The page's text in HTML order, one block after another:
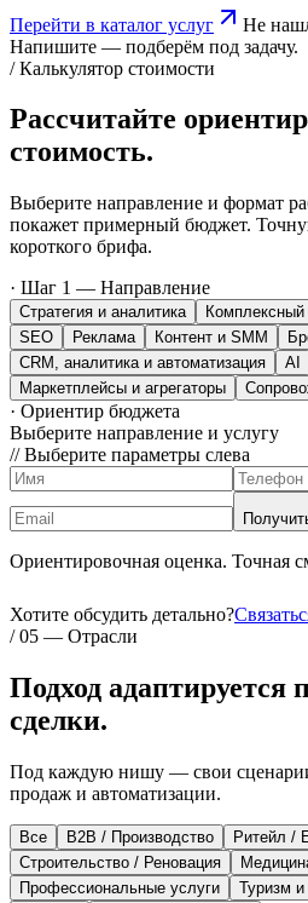
Перейти в каталог услуг
Не
Напишите — подберём под задачу.
/ Калькулятор стоимости
Рассчитайте
стоимость.
Выберите направление и формат
покажет примерный бюджет.
короткого брифа.
· Шаг 1 — Направление
Стратегия и аналитика Комплексный
SEO
Реклама Контент и SMM
CRM, аналитика и автоматизация
AI
Маркетплейсы и агрегаторы
· Ориентир бюджета
Выберите направление и услугу
// Выберите параметры слева
Ориентировочная оценка. Точная
Хотите обсудить детально?
/ 05 — Отрасли
Подход адаптируется
сделки.
Под каждую нишу — свои
продаж и автоматизации.
Все B2B / Производство Ритейл /
Строительство / Реновация
Профессиональные услуги
Туризм